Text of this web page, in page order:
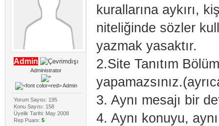
Admin
Administrator
Yorum Sayısı: 195
Konu Sayısı: 158
Üyelik Tarihi: May 2008
Rep Puanı: 5
kurallarına aykırı,
niteliğinde sözler
yazmak yasaktır.
2.Site Tanıtım
3. Aynı mesajı bir
4. Aynı konuyu,